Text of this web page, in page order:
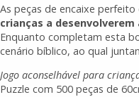
As peças de encaixe
crianças a
Enquanto completam esta
cenário bíblico, ao qual
Jogo aconselhável para
Puzzle com 500 peças de